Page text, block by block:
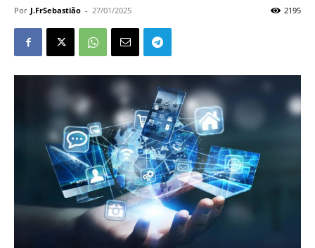
Por J.FrSebastião - 27/01/2025 2195